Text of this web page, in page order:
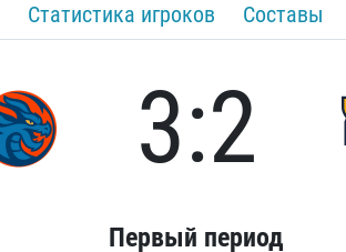
Статистика игроков Составы
3:2
Первый период